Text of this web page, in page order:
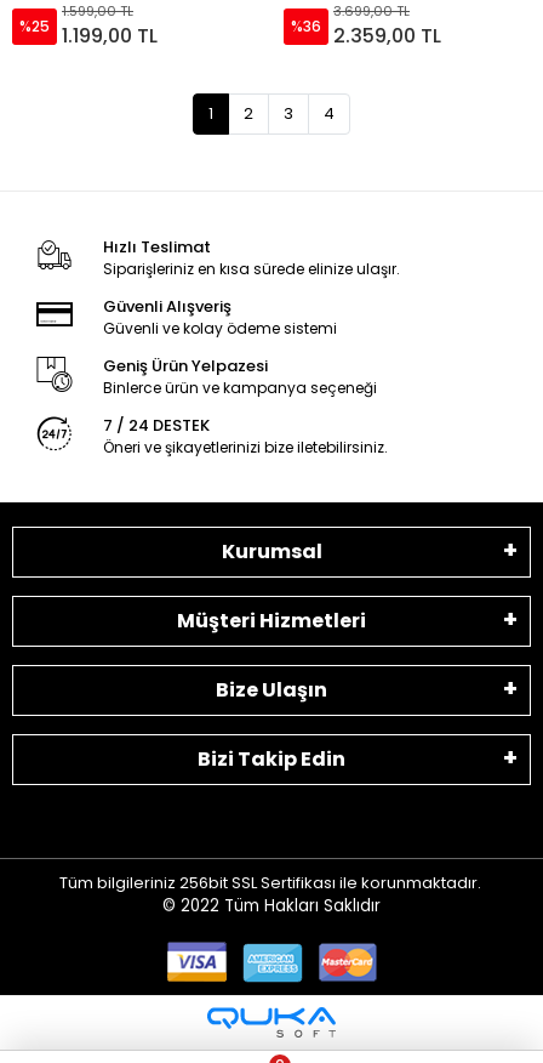
%25
1.599,00 TL
1.199,00 TL %36
3.699,00 TL
2.359,00 TL
1 2 3 4
Hızlı Teslimat
Siparişleriniz en kısa sürede elinize ulaşır.
Güvenli Alışveriş
Güvenli ve kolay ödeme sistemi
Geniş Ürün Yelpazesi
Binlerce ürün ve kampanya seçeneği
7 / 24 DESTEK
Öneri ve şikayetlerinizi bize iletebilirsiniz.
Kurumsal
Müşteri Hizmetleri
Bize Ulaşın
Bizi Takip Edin
Tüm bilgileriniz 256bit SSL Sertifikası ile korunmaktadır.
© 2022 Tüm Hakları Saklıdır